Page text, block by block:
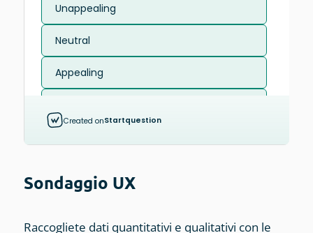
Sondaggio UX
Raccogliete dati quantitativi e qualitativi con le